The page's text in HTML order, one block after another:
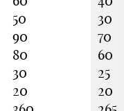
50
90
80
30
20
30
70
60
25
20